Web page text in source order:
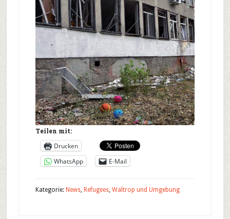
Teilen mit:
Drucken
WhatsApp
E-Mail
Kategorie: News, Refugees, Waltrop und Umgebung